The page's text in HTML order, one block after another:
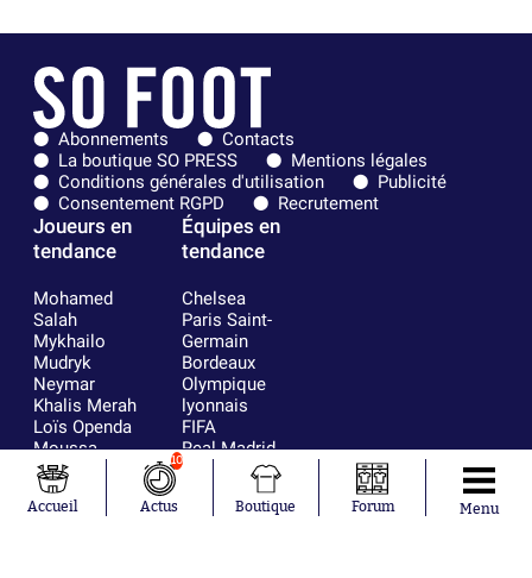
Abonnements
Contacts
La boutique SO PRESS
Mentions légales
Conditions générales d'utilisation
Publicité
Consentement RGPD
Recrutement
Joueurs en
tendance
Mohamed
Salah
Mykhailo
Mudryk
Neymar
Khalis Merah
Loïs Openda
Moussa
Niakhaté
Nicolás
Tagliafico
Équipes en
tendance
Chelsea
Paris Saint-
Germain
Bordeaux
Olympique
lyonnais
FIFA
Real Madrid
RC Strasbourg
France
Accueil
10
Actus Boutique Forum Menu